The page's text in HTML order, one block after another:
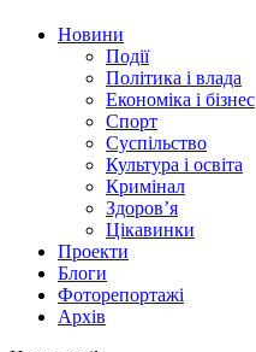
Новини
Події
Політика і влада
Економіка і бізнес
Спорт
Суспільство
Культура і освіта
Кримінал
Здоров’я
Цікавинки
Проекти
Блоги
Фоторепортажі
Архів